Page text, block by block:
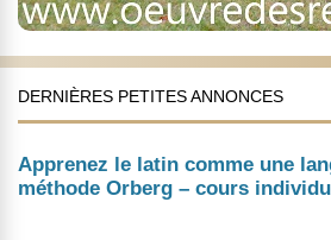
DERNIÈRES PETITES ANNONCES
Apprenez le latin comme une
méthode Orberg – cours